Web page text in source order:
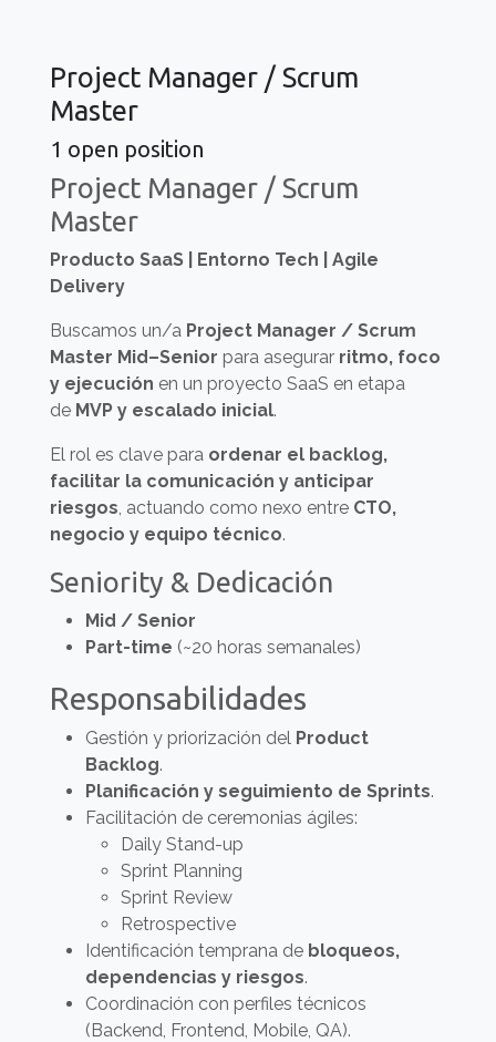
Project Manager / Scrum
Master
1 open position
Project Manager / Scrum
Master
Producto SaaS | Entorno Tech | Agile
Delivery
Buscamos un/a Project Manager / Scrum
Master Mid–Senior para asegurar ritmo, foco
y ejecución en un proyecto SaaS en etapa
de MVP y escalado inicial.
El rol es clave para ordenar el backlog,
facilitar la comunicación y anticipar
riesgos, actuando como nexo entre CTO,
negocio y equipo técnico.
Seniority & Dedicación
Mid / Senior
Part-time (~20 horas semanales)
Responsabilidades
Gestión y priorización del Product
Backlog.
Planificación y seguimiento de Sprints.
Facilitación de ceremonias ágiles:
Daily Stand-up
Sprint Planning
Sprint Review
Retrospective
Identificación temprana de bloqueos,
dependencias y riesgos.
Coordinación con perfiles técnicos
(Backend, Frontend, Mobile, QA).